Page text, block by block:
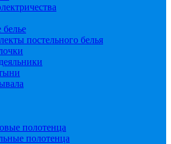
белье
постельного белья
полотенца
полотенца